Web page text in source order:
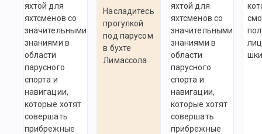
яхтой для
яхтсменов со
значительными
знаниями в
области
парусного
спорта и
навигации,
которые хотят
совершать
прибрежные
Насладитесь
прогулкой
под парусом
в бухте
Лимассола
яхтой для
яхтсменов со
значительными
знаниями в
области
парусного
спорта и
навигации,
которые хотят
совершать
прибрежные